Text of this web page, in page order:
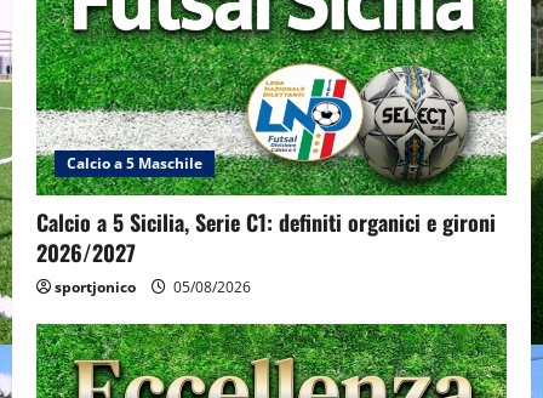
Calcio a 5 Maschile
Calcio a 5 Sicilia, Serie C1: definiti organici e gironi
2026/2027
sportjonico 05/08/2026